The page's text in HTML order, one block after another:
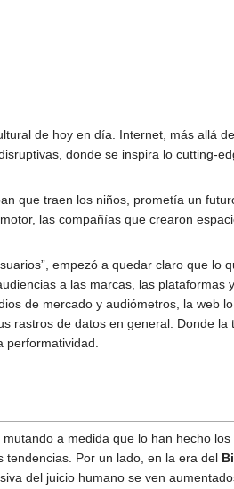
de hoy en día. Internet, más allá
donde se inspira lo cutting-
que traen los niños, prometía un
las compañías que crearon
empezó a quedar claro que
a las marcas, las
de mercado y audiómetros, la web
rastros de datos en general. Donde
performatividad.
a medida que lo han hecho
Por un lado, en la era del
del juicio humano se ven